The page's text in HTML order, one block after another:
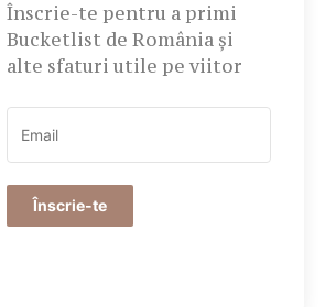
Înscrie-te pentru a primi
Bucketlist de România și
alte sfaturi utile pe viitor
Înscrie-te